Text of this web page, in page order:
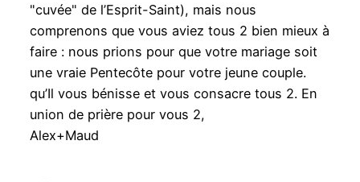
"cuvée" de l’Esprit-Saint), mais nous
comprenons que vous aviez tous 2 bien mieux à
faire : nous prions pour que votre mariage soit
une vraie Pentecôte pour votre jeune couple.
qu’Il vous bénisse et vous consacre tous 2. En
union de prière pour vous 2,
Alex+Maud